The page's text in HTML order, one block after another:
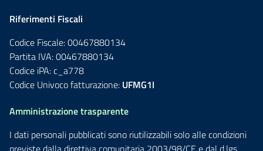
Riferimenti Fiscali
Codice Fiscale: 00467880134
Partita IVA: 00467880134
Codice iPA: c_a778
Codice Univoco fatturazione: UFMG1I
Amministrazione trasparente
I dati personali pubblicati sono riutilizzabili solo alle condizioni